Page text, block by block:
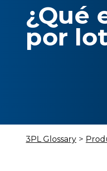
¿Qué
por
3PL Glossary >